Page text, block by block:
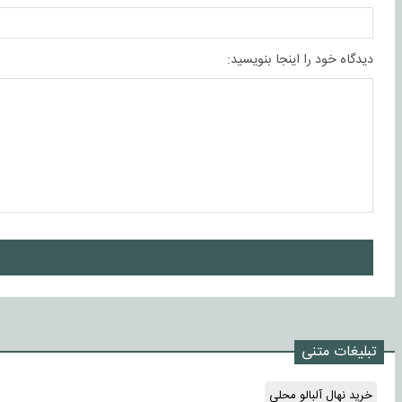
دیدگاه خود را اینجا بنویسید:
تبلیغات متنی
خرید نهال آلبالو محلی